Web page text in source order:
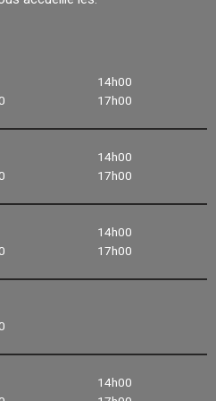
14h00
17h00
14h00
17h00
14h00
17h00
14h00